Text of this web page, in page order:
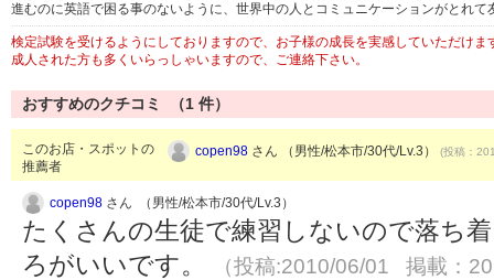
進むのに英語で困る事のないように、世界中の人とコミュニケーションがとれ
検定試験を受けるようにしておりますので、お子様の成長を実感していただけま
成人された方も多くいらっしゃいますので、ご連絡下さい。
おすすめのクチコミ （1 件）
このお店・スポットの
推薦者
copen98 さん （男性/松本市/30代/Lv.3） (投稿：
copen98 さん （男性/松本市/30代/Lv.3）
たくさんの生徒で練習しないので落ち
ろがいいです。
（投稿:2010/06/01 掲載：